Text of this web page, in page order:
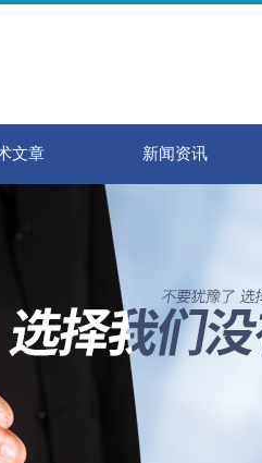
文章 新闻资讯